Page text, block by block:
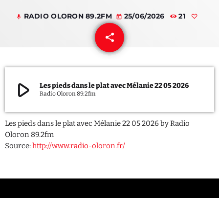
QUI SOMMES NOUS ?
Archives
mic RADIO OLORON 89.2FM today 25/06/2026 21
share
email
play_arrow Les pieds dans le plat avec Mélanie 22 05 2026
Radio Oloron 89.2fm
Les pieds dans le plat avec Mélanie 22 05 2026 by Radio
Oloron 89.2fm
Source:http://www.radio-oloron.fr/